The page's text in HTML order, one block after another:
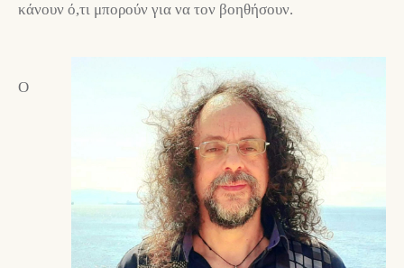
κάνουν ό,τι μπορούν για να τον βοηθήσουν.
Ο